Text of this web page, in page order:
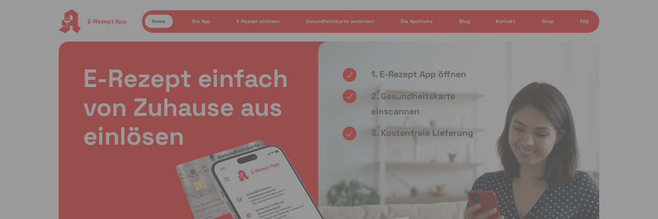
E-Rezept App Home Die App E-Rezept einlösen Gesundheitskarte verbinden Die Apotheke Blog Kontakt Shop FAQ
E-Rezept einfach
von Zuhause aus
einlösen
1. E-Rezept App öffnen
2. Gesundheitskarte
einscannen
3. Kostenfreie Lieferung